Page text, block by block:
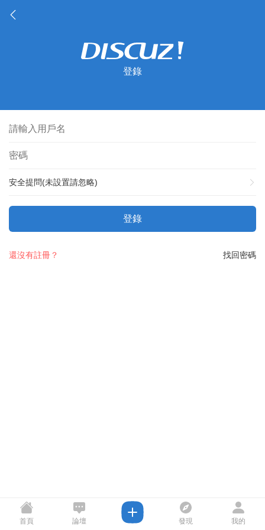
登錄
安全提問(未設置請忽略)
登錄
找回密碼
還沒有註冊？
首頁 論壇 發現 我的